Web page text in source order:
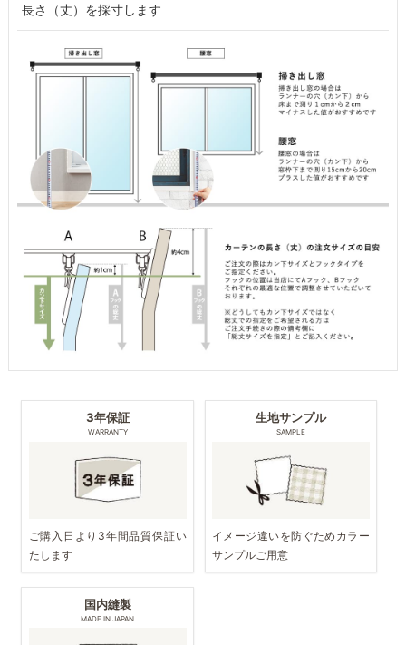
長さ（丈）を採寸します
3年保証
WARRANTY
ご購入日より3年間品質保証い
たします
生地サンプル
SAMPLE
イメージ違いを防ぐためカラー
サンプルご用意
国内縫製
MADE IN JAPAN